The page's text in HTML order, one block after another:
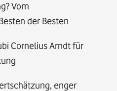
Vom
der Besten
Cornelius Arndt für
enger